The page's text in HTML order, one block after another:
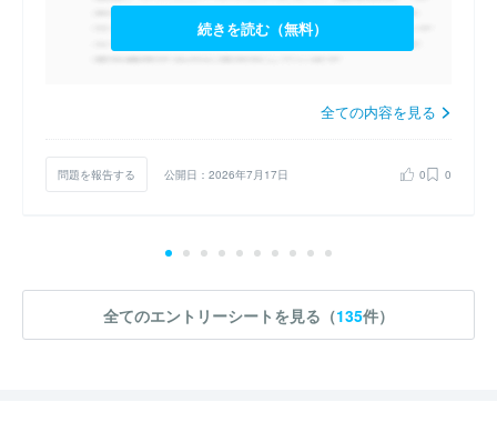
続きを読む（無料）
全ての内容を見る
問題を報告する 公開日：2026年7月17日 0 0
全てのエントリーシートを見る（135件）